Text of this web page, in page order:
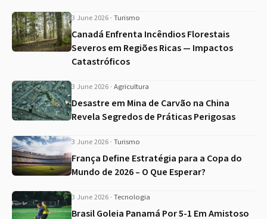
3 June 2026 · Turismo
Canadá Enfrenta Incêndios Florestais
Severos em Regiões Ricas — Impactos
Catastróficos
3 June 2026 · Agricultura
Desastre em Mina de Carvão na China
Revela Segredos de Práticas Perigosas
3 June 2026 · Turismo
França Define Estratégia para a Copa do
Mundo de 2026 – O Que Esperar?
3 June 2026 · Tecnologia
Brasil Goleia Panamá Por 5-1 Em Amistoso